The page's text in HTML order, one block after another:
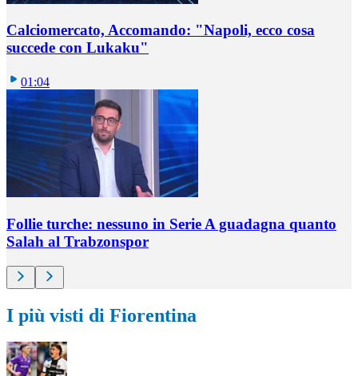
Calciomercato, Accomando: "Napoli, ecco cosa
succede con Lukaku"
01:04
Follie turche: nessuno in Serie A guadagna quanto
Salah al Trabzonspor
I più visti di Fiorentina